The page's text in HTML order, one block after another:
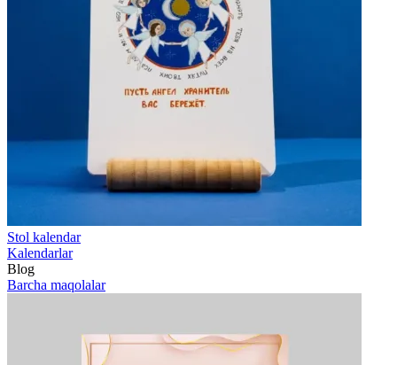
Stol kalendar
Kalendarlar
Blog
Barcha maqolalar